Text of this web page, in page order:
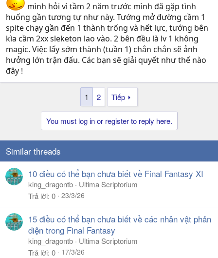
mình hỏi vì tầm 2 năm trước mình đã gặp tình
huống gần tương tự như này. Tướng mở đường cầm 1
spite chạy gần đến 1 thành trống và hết lực, tướng bên
kìa cầm 2xx sleketon lao vào. 2 bên đều là lv 1 không
magic. Việc lấy sớm thành (tuần 1) chắn chắn sẽ ảnh
hưởng lớn trận đấu. Các bạn sẽ giải quyết như thế nào
đây !
1 2 Tiếp
You must log in or register to reply here.
Similar threads
10 điều có thể bạn chưa biết về Final Fantasy XI
king_dragontb
Ultima Scriptorium
Trả lời 0 23/3/26
15 điều có thể bạn chưa biết về các nhân vật phản
diện trong Final Fantasy
king_dragontb
Ultima Scriptorium
Trả lời 0 17/3/26